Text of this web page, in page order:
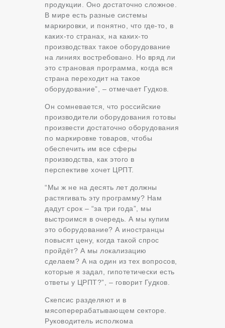
продукции. Оно достаточно сложное.
В мире есть разные системы
маркировки, и понятно, что где-то, в
каких-то странах, на каких-то
производствах такое оборудование
на линиях востребовано. Но вряд ли
это страновая программа, когда вся
страна переходит на такое
оборудование”, – отмечает Гудков.
Он сомневается, что российские
производители оборудования готовы
произвести достаточно оборудования
по маркировке товаров, чтобы
обеспечить им все сферы
производства, как этого в
перспективе хочет ЦРПТ.
“Мы ж не на десять лет должны
растягивать эту программу? Нам
дадут срок – “за три года”, мы
выстроимся в очередь. А мы купим
это оборудование? А иностранцы
повысят цену, когда такой спрос
пройдёт? А мы локализацию
сделаем? А на один из тех вопросов,
которые я задал, гипотетически есть
ответы у ЦРПТ?”, – говорит Гудков.
Скепсис разделяют и в
мясоперерабатывающем секторе.
Руководитель исполкома